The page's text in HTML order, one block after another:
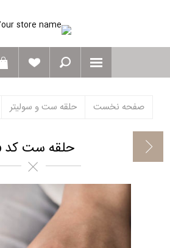
صفحه نخست حلقه ست و سولیتر
حلقه ست کد 6